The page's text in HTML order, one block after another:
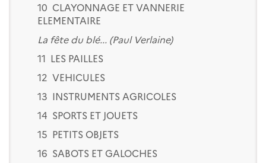
10 CLAYONNAGE ET VANNERIE
ELEMENTAIRE
La fête du blé... (Paul Verlaine)
11 LES PAILLES
12 VEHICULES
13 INSTRUMENTS AGRICOLES
14 SPORTS ET JOUETS
15 PETITS OBJETS
16 SABOTS ET GALOCHES